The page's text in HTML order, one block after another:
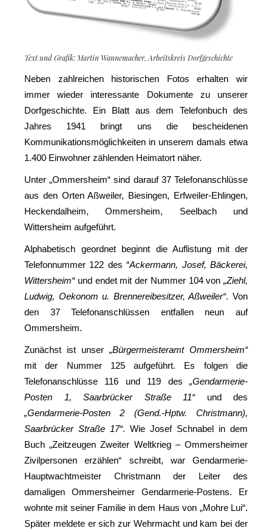
Text und Grafik: Martin Wannemacher, Arbeitskreis Dorfgeschichte
Neben zahlreichen historischen Fotos erhalten wir
immer wieder interessante Dokumente zu unserer
Dorfgeschichte. Ein Blatt aus dem Telefonbuch des
Jahres 1941 bringt uns die bescheidenen
Kommunikationsmöglichkeiten in unserem damals etwa
1.400 Einwohner zählenden Heimatort näher.
Unter „Ommersheim“ sind darauf 37 Telefonanschlüsse
aus den Orten Aßweiler, Biesingen, Erfweiler-Ehlingen,
Heckendalheim, Ommersheim, Seelbach und
Wittersheim aufgeführt.
Alphabetisch geordnet beginnt die Auflistung mit der
Telefonnummer 122 des “Ackermann, Josef, Bäckerei,
Wittersheim“ und endet mit der Nummer 104 von „Ziehl,
Ludwig, Oekonom u. Brennereibesitzer, Aßweiler“. Von
den 37 Telefonanschlüssen entfallen neun auf
Ommersheim.
Zunächst ist unser „Bürgermeisteramt Ommersheim“
mit der Nummer 125 aufgeführt. Es folgen die
Telefonanschlüsse 116 und 119 des „Gendarmerie-
Posten 1, Saarbrücker Straße 11“ und des
„Gendarmerie-Posten 2 (Gend.-Hptw. Christmann),
Saarbrücker Straße 17“. Wie Josef Schnabel in dem
Buch „Zeitzeugen Zweiter Weltkrieg – Ommersheimer
Zivilpersonen erzählen“ schreibt, war Gendarmerie-
Hauptwachtmeister Christmann der Leiter des
damaligen Ommersheimer Gendarmerie-Postens. Er
wohnte mit seiner Familie in dem Haus von „Mohre Lui“.
Später meldete er sich zur Wehrmacht und kam bei der